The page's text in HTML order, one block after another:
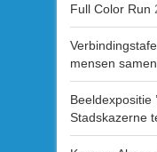
Full Color Run
mensen samen
Beeldexpositie
Stadskazerne